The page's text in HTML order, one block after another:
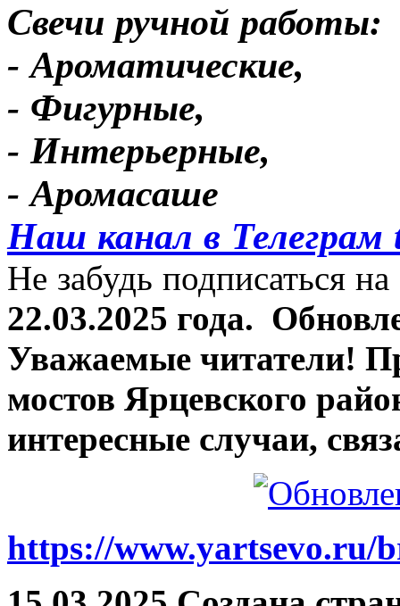
Свечи ручной работы:
- Ароматические,
- Фигурные,
- Интерьерные,
- Аромасаше
Наш канал в Телеграм
Не забудь подписаться
22.03.2025 года.
Уважаемые читатели!
мостов Ярцевского
интересные случаи,
https://www.yartsevo.ru/